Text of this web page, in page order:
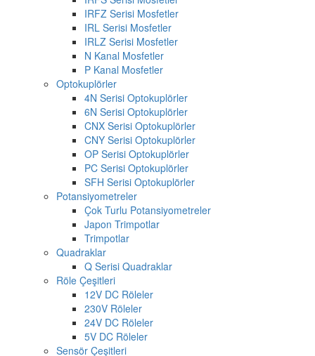
IRFZ Serisi Mosfetler
IRL Serisi Mosfetler
IRLZ Serisi Mosfetler
N Kanal Mosfetler
P Kanal Mosfetler
Optokuplörler
4N Serisi Optokuplörler
6N Serisi Optokuplörler
CNX Serisi Optokuplörler
CNY Serisi Optokuplörler
OP Serisi Optokuplörler
PC Serisi Optokuplörler
SFH Serisi Optokuplörler
Potansiyometreler
Çok Turlu Potansiyometreler
Japon Trimpotlar
Trimpotlar
Quadraklar
Q Serisi Quadraklar
Röle Çeşitleri
12V DC Röleler
230V Röleler
24V DC Röleler
5V DC Röleler
Sensör Çeşitleri